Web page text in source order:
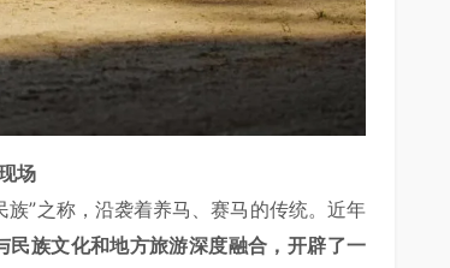
”之称，沿袭着养马、赛马的传统。近年
民族文化和地方旅游深度融合，开辟了一